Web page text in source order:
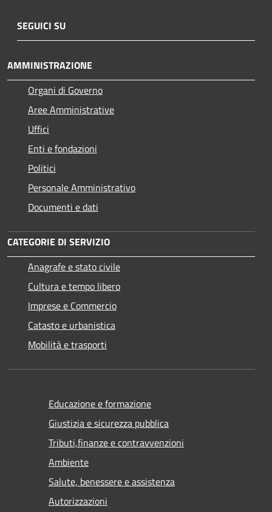
SEGUICI SU
AMMINISTRAZIONE
Organi di Governo
Aree Amministrative
Uffici
Enti e fondazioni
Politici
Personale Amministrativo
Documenti e dati
CATEGORIE DI SERVIZIO
Anagrafe e stato civile
Cultura e tempo libero
Imprese e Commercio
Catasto e urbanistica
Mobilità e trasporti
Educazione e formazione
Giustizia e sicurezza pubblica
Tributi,finanze e contravvenzioni
Ambiente
Salute, benessere e assistenza
Autorizzazioni